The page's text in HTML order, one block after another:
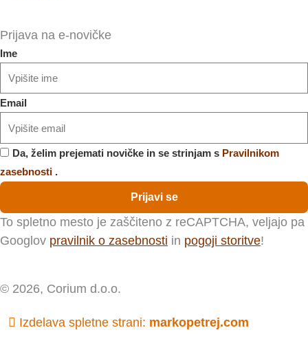
Prijava na e-novičke
Ime
Email
Da, želim prejemati novičke in se strinjam s Pravilnikom
zasebnosti .
Prijavi se
To spletno mesto je zaščiteno z reCAPTCHA, veljajo pa
Googlov pravilnik o zasebnosti in pogoji storitve!
© 2026, Corium d.o.o.
Izdelava spletne strani: markopetrej.com